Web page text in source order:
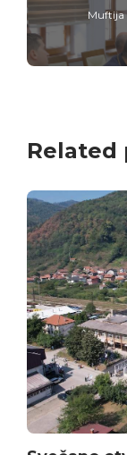
Muftija
Related